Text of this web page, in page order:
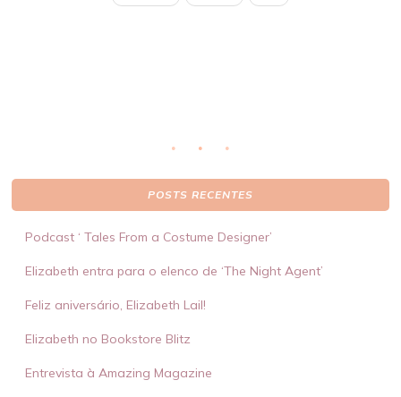
POSTS RECENTES
Podcast ‘ Tales From a Costume Designer’
Elizabeth entra para o elenco de ‘The Night Agent’
Feliz aniversário, Elizabeth Lail!
Elizabeth no Bookstore Blitz
Entrevista à Amazing Magazine